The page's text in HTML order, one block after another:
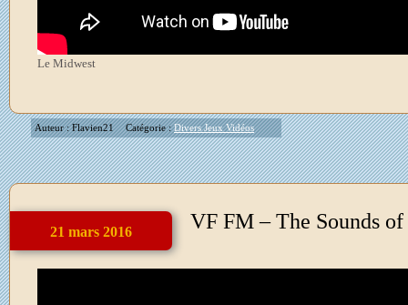
Le Midwest
Auteur : Flavien21 Catégorie :Divers Jeux Vidéos
21 mars 2016 VF FM – The Sounds